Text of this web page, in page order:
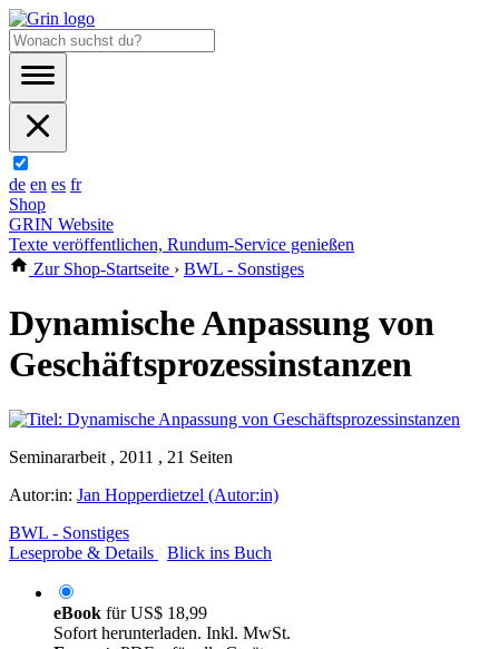
de en es fr
Shop
GRIN Website
Texte veröffentlichen, Rundum-Service genießen
Zur Shop-Startseite › BWL - Sonstiges
Dynamische Anpassung von
Geschäftsprozessinstanzen
Seminararbeit , 2011 , 21 Seiten
Autor:in: Jan Hopperdietzel (Autor:in)
BWL - Sonstiges
Leseprobe & Details
Blick ins Buch
eBook fürUS$ 18,99
Sofort herunterladen. Inkl. MwSt.